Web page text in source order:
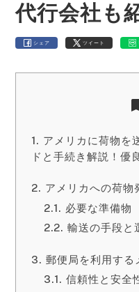
代行会社も
シェア ツイート
アメリカに荷物を
ドと手続き解説！優
アメリカへの荷物
必要な準備物
輸送の手段と
郵便局を利用する
信頼性と安全